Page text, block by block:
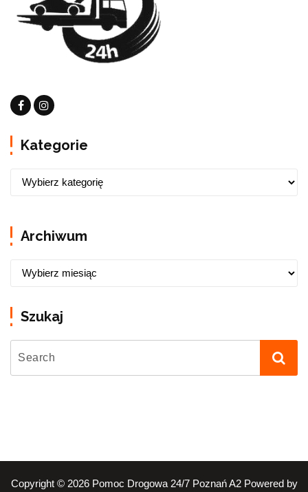
Kategorie
Archiwum
Szukaj
Copyright © 2026 Pomoc Drogowa 24/7 Poznań A2 Powered by